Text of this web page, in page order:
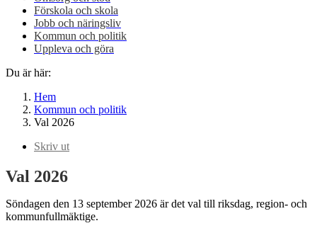
Förskola och skola
Jobb och näringsliv
Kommun och politik
Uppleva och göra
Du är här:
Hem
Kommun och politik
Val 2026
Skriv ut
Val 2026
Söndagen den 13 september 2026 är det val till riksdag, region- och
kommunfullmäktige.